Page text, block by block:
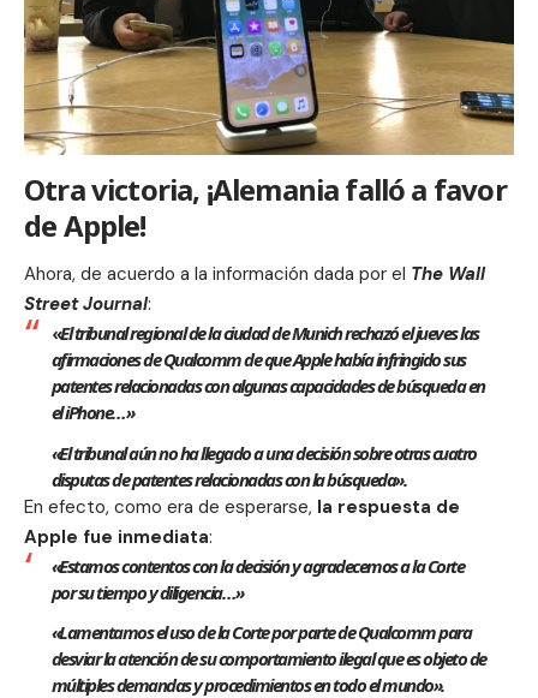
Otra victoria, ¡Alemania falló a favor
de Apple!
Ahora, de acuerdo a la información dada por el The Wall
Street Journal:
«El tribunal regional de la ciudad de Munich rechazó el jueves las
afirmaciones de Qualcomm de que Apple había infringido sus
patentes relacionadas con algunas capacidades de búsqueda en
el iPhone…»
«El tribunal aún no ha llegado a una decisión sobre otras cuatro
disputas de patentes relacionadas con la búsqueda».
En efecto, como era de esperarse, la respuesta de
Apple fue inmediata:
«Estamos contentos con la decisión y agradecemos a la Corte
por su tiempo y diligencia…»
«Lamentamos el uso de la Corte por parte de Qualcomm para
desviar la atención de su comportamiento ilegal que es objeto de
múltiples demandas y procedimientos en todo el mundo».